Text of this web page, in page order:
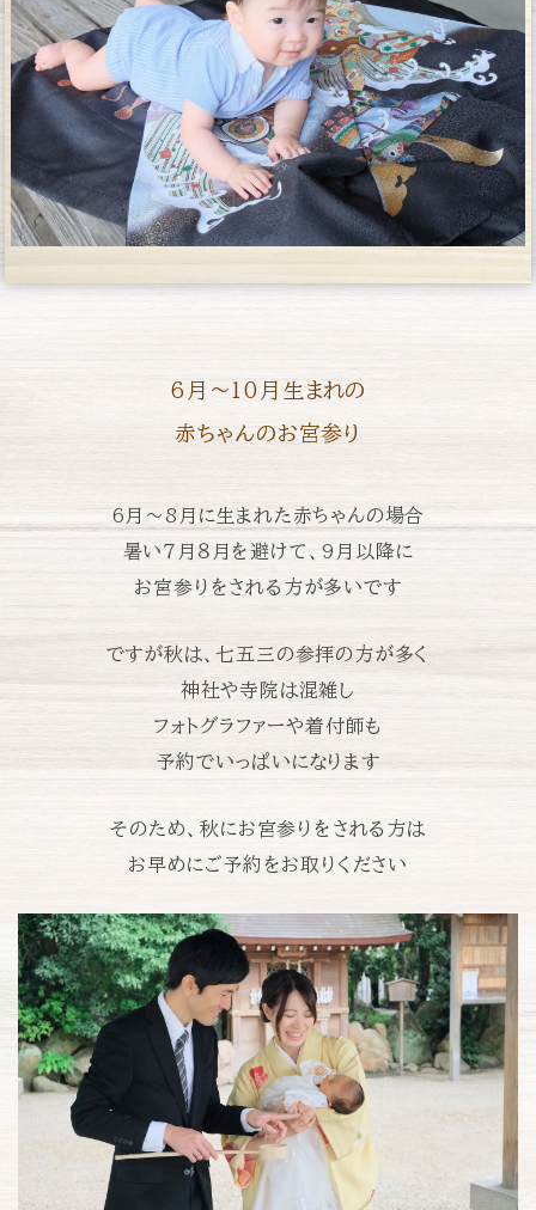
6月〜10月生まれの
赤ちゃんのお宮参り
6月〜8月に生まれた赤ちゃんの場合
暑い７月８月を避けて、 9月以降に
お宮参りをされる方が多いです
ですが秋は、七五三の参拝の方が多く
神社や寺院は混雑し
フォトグラファーや着付師も
予約でいっぱいになります
そのため、秋にお宮参りをされる方は
お早めにご予約をお取りください